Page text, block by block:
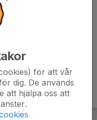
för att vår
dig. De används
att hjälpa oss att